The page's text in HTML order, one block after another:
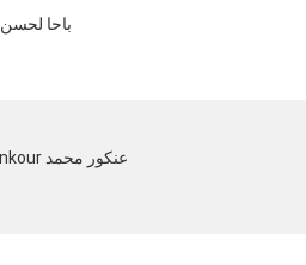
Baha Lahcen باحا لحسن
Mohamed Aankour عنكور محمد